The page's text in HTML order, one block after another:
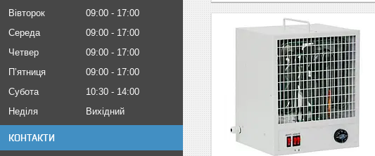
Вівторок
09:00
17:00
Середа
09:00
17:00
Четвер
09:00
17:00
Пʼятниця
09:00
17:00
Субота
10:30
14:00
Неділя
Вихідний
КОНТАКТИ